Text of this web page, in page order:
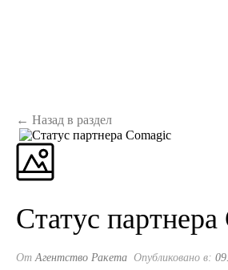
← Назад в раздел
Статус
ОтАгентство Ракета Опубликовано в: